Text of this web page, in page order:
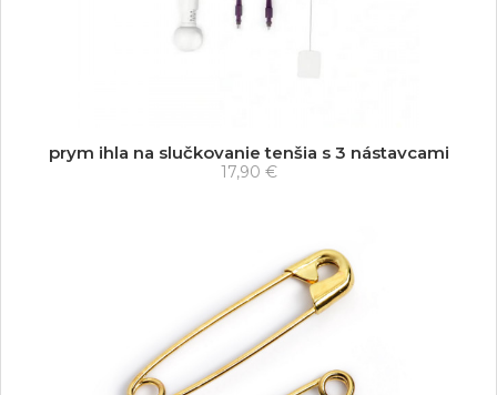
prym ihla na slučkovanie tenšia s 3 nástavcami
17,90 €